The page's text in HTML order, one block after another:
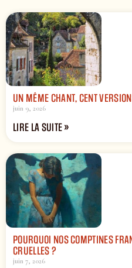
UN MÊME CHANT, CENT
juin 9, 2026
LIRE LA SUITE »
POURQUOI NOS COMPTINES
CRUELLES ?
juin 7, 2026